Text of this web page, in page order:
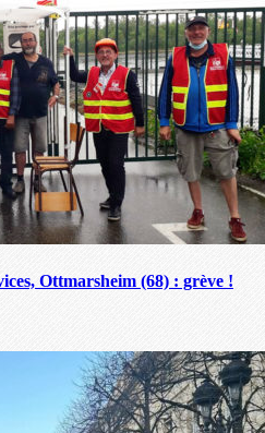
Ottmarsheim (68) : grève !